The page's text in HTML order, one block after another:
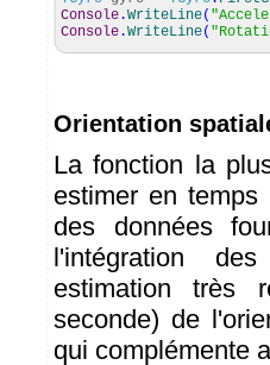
Console .WriteLine(
Console .WriteLine(
Orientation
La fonction la
estimer en
des données
l'intégration
estimation très
seconde) de
qui complémente